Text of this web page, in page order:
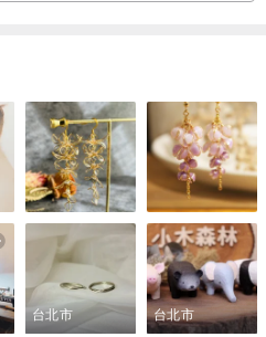
台北市 台北市